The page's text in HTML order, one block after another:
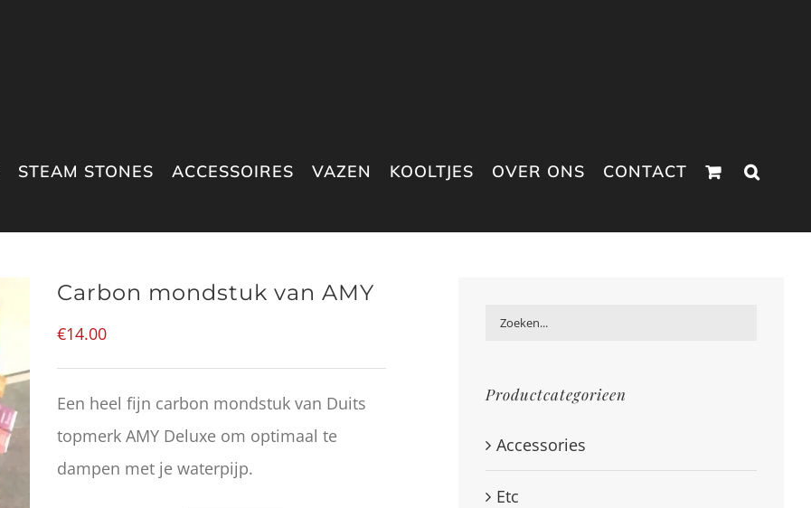
STEAM STONES ACCESSOIRES VAZEN KOOLTJES OVER ONS CONTACT
Carbon mondstuk van AMY
€14.00
Een heel fijn carbon mondstuk van Duits
topmerk AMY Deluxe om optimaal te
dampen met je waterpijp.
Productcategorieen
Accessories
Etc